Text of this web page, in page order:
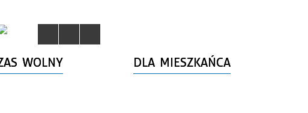
WOLNY DLA MIESZKAŃCA